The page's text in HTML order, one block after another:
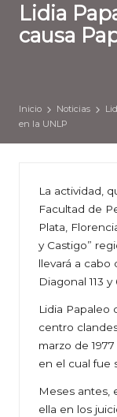
Lidia
causa
Inicio Noticias
en la UNLP
La actividad,
Facultad de
Plata,
y Castigo”
llevará a cabo
Diagonal 113 y
Lidia Papaleo
centro
marzo de
en el cual fue
Meses antes,
ella en los